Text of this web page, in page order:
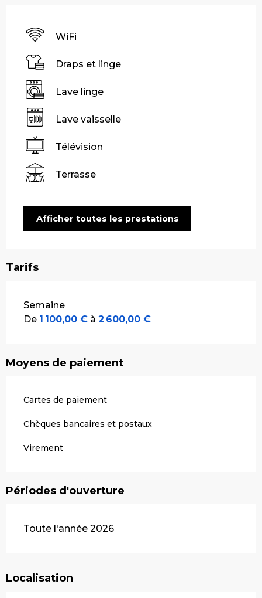
WiFi
Draps et linge
Lave linge
Lave vaisselle
Télévision
Terrasse
Afficher toutes les prestations
Tarifs
Tarifs 2026
Semaine
De 1 100,00 € à 2 600,00 €
Moyens de paiement
Cartes de paiement
Chèques bancaires et postaux
Virement
Périodes d'ouverture
Toute l'année 2026
Localisation